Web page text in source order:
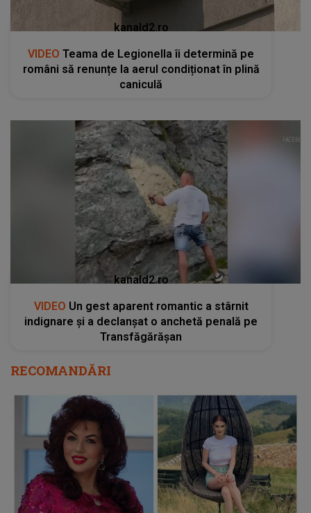
kanald2.ro
VIDEO Teama de Legionella îi determină pe
români să renunțe la aerul condiționat în plină
caniculă
kanald2.ro
VIDEO Un gest aparent romantic a stârnit
indignare și a declanșat o anchetă penală pe
Transfăgărășan
RECOMANDĂRI